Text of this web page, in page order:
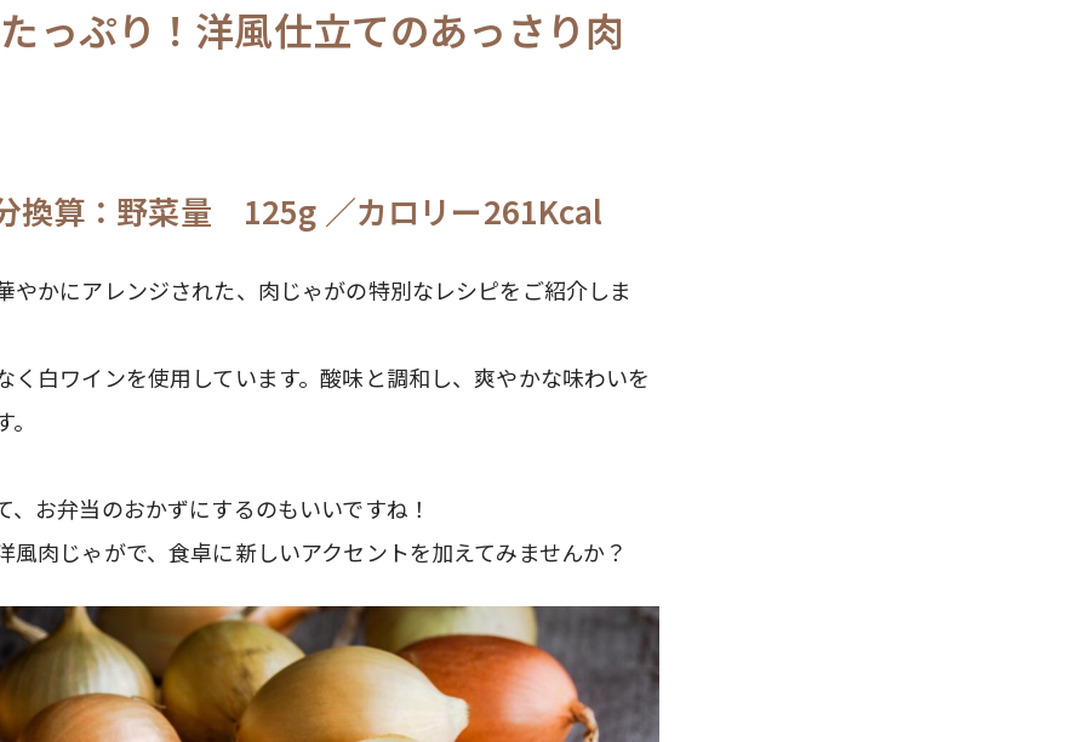
っぷり！洋風仕立てのあっさり肉
換算：野菜量 125g ／カロリー261Kcal
やかにアレンジされた、肉じゃがの特別なレシピをご紹介しま
く白ワインを使用しています。酸味と調和し、爽やかな味わいを
、お弁当のおかずにするのもいいですね！
風肉じゃがで、食卓に新しいアクセントを加えてみませんか？